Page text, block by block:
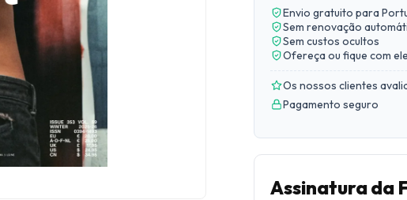
Envio gratuito para
Sem renovação
Sem custos ocultos
Ofereça ou fique com
Os nossos clientes
Pagamento seguro
Assinatura da